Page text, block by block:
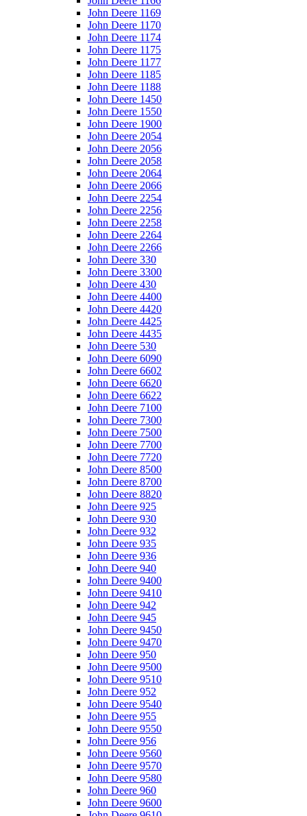
John Deere 1169
John Deere 1170
John Deere 1174
John Deere 1175
John Deere 1177
John Deere 1185
John Deere 1188
John Deere 1450
John Deere 1550
John Deere 1900
John Deere 2054
John Deere 2056
John Deere 2058
John Deere 2064
John Deere 2066
John Deere 2254
John Deere 2256
John Deere 2258
John Deere 2264
John Deere 2266
John Deere 330
John Deere 3300
John Deere 430
John Deere 4400
John Deere 4420
John Deere 4425
John Deere 4435
John Deere 530
John Deere 6090
John Deere 6602
John Deere 6620
John Deere 6622
John Deere 7100
John Deere 7300
John Deere 7500
John Deere 7700
John Deere 7720
John Deere 8500
John Deere 8700
John Deere 8820
John Deere 925
John Deere 930
John Deere 932
John Deere 935
John Deere 936
John Deere 940
John Deere 9400
John Deere 9410
John Deere 942
John Deere 945
John Deere 9450
John Deere 9470
John Deere 950
John Deere 9500
John Deere 9510
John Deere 952
John Deere 9540
John Deere 955
John Deere 9550
John Deere 956
John Deere 9560
John Deere 9570
John Deere 9580
John Deere 960
John Deere 9600